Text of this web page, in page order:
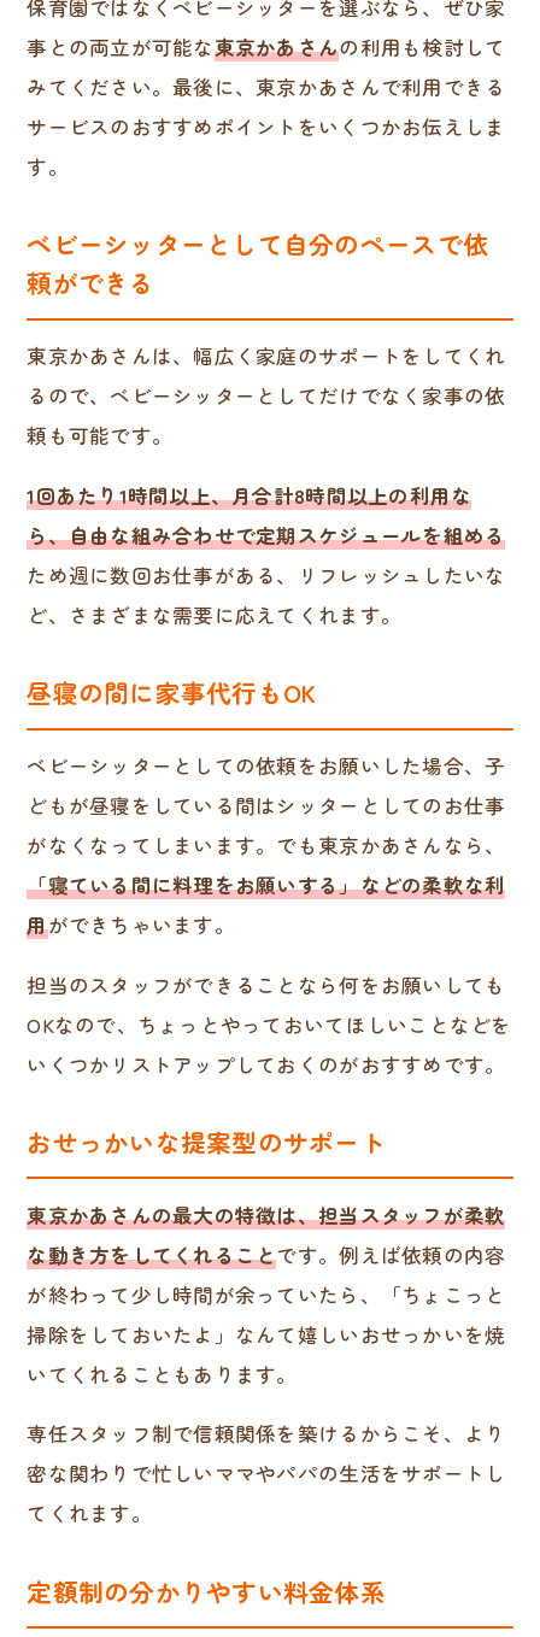
保育園ではなくベビーシッターを選ぶなら、ぜひ家
事との両立が可能な東京かあさんの利用も検討して
みてください。最後に、東京かあさんで利用できる
サービスのおすすめポイントをいくつかお伝えしま
す。
ベビーシッターとして自分のペースで依
頼ができる
東京かあさんは、幅広く家庭のサポートをしてくれ
るので、ベビーシッターとしてだけでなく家事の依
頼も可能です。
1回あたり1時間以上、月合計8時間以上の利用な
ら、自由な組み合わせで定期スケジュールを組める
ため週に数回お仕事がある、リフレッシュしたいな
ど、さまざまな需要に応えてくれます。
昼寝の間に家事代行もOK
ベビーシッターとしての依頼をお願いした場合、子
どもが昼寝をしている間はシッターとしてのお仕事
がなくなってしまいます。でも東京かあさんなら、
「寝ている間に料理をお願いする」などの柔軟な利
用ができちゃいます。
担当のスタッフができることなら何をお願いしても
OKなので、ちょっとやっておいてほしいことなどを
いくつかリストアップしておくのがおすすめです。
おせっかいな提案型のサポート
東京かあさんの最大の特徴は、担当スタッフが柔軟
な動き方をしてくれることです。例えば依頼の内容
が終わって少し時間が余っていたら、「ちょこっと
掃除をしておいたよ」なんて嬉しいおせっかいを焼
いてくれることもあります。
専任スタッフ制で信頼関係を築けるからこそ、より
密な関わりで忙しいママやパパの生活をサポートし
てくれます。
定額制の分かりやすい料金体系